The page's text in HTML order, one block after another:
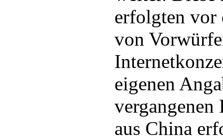
erfolgten vor
von
eigenen
vergangenen
aus China